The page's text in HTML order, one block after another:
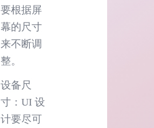
要根据屏
幕的尺寸
来不断调
整。
设备尺
寸：UI 设
计要尽可